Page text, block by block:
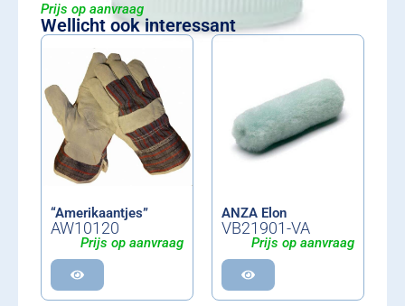
Prijs op aanvraag
Wellicht ook interessant
“Amerikaantjes”
AW10120
Prijs op aanvraag
ANZA Elon
VB21901-VA
Prijs op aanvraag